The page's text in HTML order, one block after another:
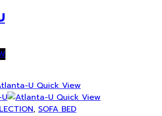
Quick View
Quick View
, SOFA BED